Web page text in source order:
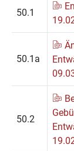
50.1
50.1a
50.2